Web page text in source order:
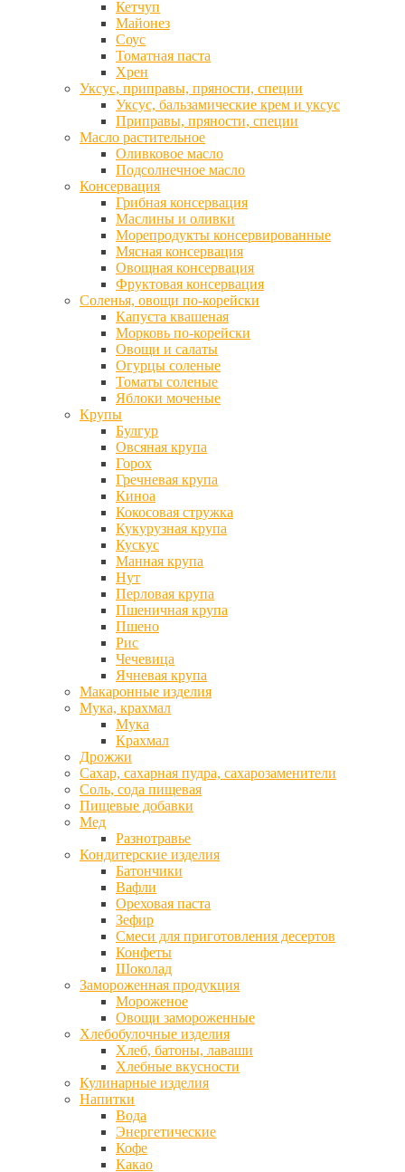
Кетчуп
Майонез
Соус
Томатная паста
Хрен
Уксус, приправы, пряности, специи
Уксус, бальзамические крем и уксус
Приправы, пряности, специи
Масло растительное
Оливковое масло
Подсолнечное масло
Консервация
Грибная консервация
Маслины и оливки
Морепродукты консервированные
Мясная консервация
Овощная консервация
Фруктовая консервация
Соленья, овощи по-корейски
Капуста квашеная
Морковь по-корейски
Овощи и салаты
Огурцы соленые
Томаты соленые
Яблоки моченые
Крупы
Булгур
Овсяная крупа
Горох
Гречневая крупа
Киноа
Кокосовая стружка
Кукурузная крупа
Кускус
Манная крупа
Нут
Перловая крупа
Пшеничная крупа
Пшено
Рис
Чечевица
Ячневая крупа
Макаронные изделия
Мука, крахмал
Мука
Крахмал
Дрожжи
Сахар, сахарная пудра, сахарозаменители
Соль, сода пищевая
Пищевые добавки
Мед
Разнотравье
Кондитерские изделия
Батончики
Вафли
Ореховая паста
Зефир
Смеси для приготовления десертов
Конфеты
Шоколад
Замороженная продукция
Мороженое
Овощи замороженные
Хлебобулочные изделия
Хлеб, батоны, лаваши
Хлебные вкусности
Кулинарные изделия
Напитки
Вода
Энергетические
Кофе
Какао